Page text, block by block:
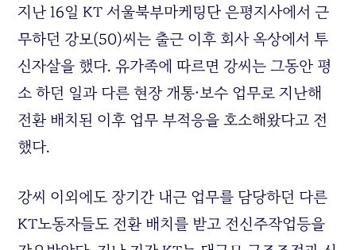
지난 16일 KT 서울북부마케팅단 은평지사에서 근
무하던 강모(50)씨는 출근 이후 회사 옥상에서 투
신자살을 했다. 유가족에 따르면 강씨는 그동안 평
소 하던 일과 다른 현장 개통·보수 업무로 지난해
전환 배치된 이후 업무 부적응을 호소해왔다고 전
했다.
강씨 이외에도 장기간 내근 업무를 담당하던 다른
KT노동자들도 전환 배치를 받고 전신주작업등을